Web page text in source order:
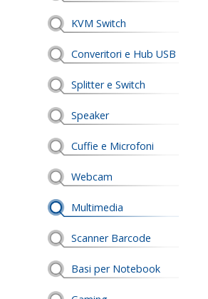
KVM Switch
Converitori e Hub USB
Splitter e Switch
Speaker
Cuffie e Microfoni
Webcam
Multimedia
Scanner Barcode
Basi per Notebook